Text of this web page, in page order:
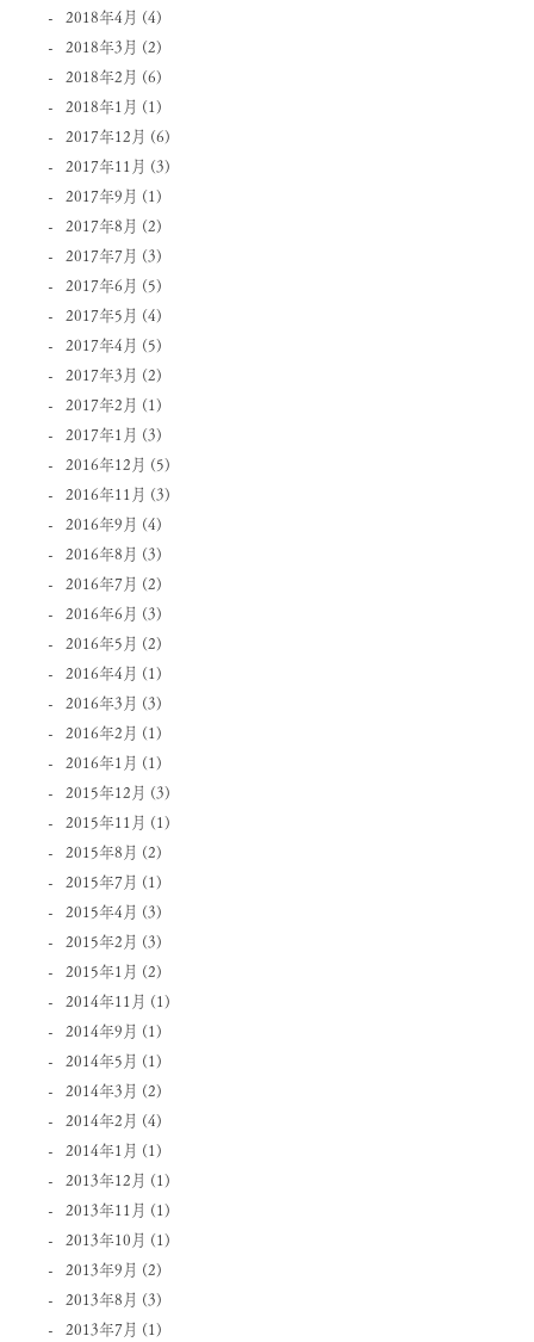
2018年4月 (4)
2018年3月 (2)
2018年2月 (6)
2018年1月 (1)
2017年12月 (6)
2017年11月 (3)
2017年9月 (1)
2017年8月 (2)
2017年7月 (3)
2017年6月 (5)
2017年5月 (4)
2017年4月 (5)
2017年3月 (2)
2017年2月 (1)
2017年1月 (3)
2016年12月 (5)
2016年11月 (3)
2016年9月 (4)
2016年8月 (3)
2016年7月 (2)
2016年6月 (3)
2016年5月 (2)
2016年4月 (1)
2016年3月 (3)
2016年2月 (1)
2016年1月 (1)
2015年12月 (3)
2015年11月 (1)
2015年8月 (2)
2015年7月 (1)
2015年4月 (3)
2015年2月 (3)
2015年1月 (2)
2014年11月 (1)
2014年9月 (1)
2014年5月 (1)
2014年3月 (2)
2014年2月 (4)
2014年1月 (1)
2013年12月 (1)
2013年11月 (1)
2013年10月 (1)
2013年9月 (2)
2013年8月 (3)
2013年7月 (1)